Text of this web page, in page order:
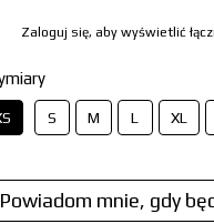
Zaloguj się, aby wyświetlić
S M L XL
Powiadom mnie, gdy